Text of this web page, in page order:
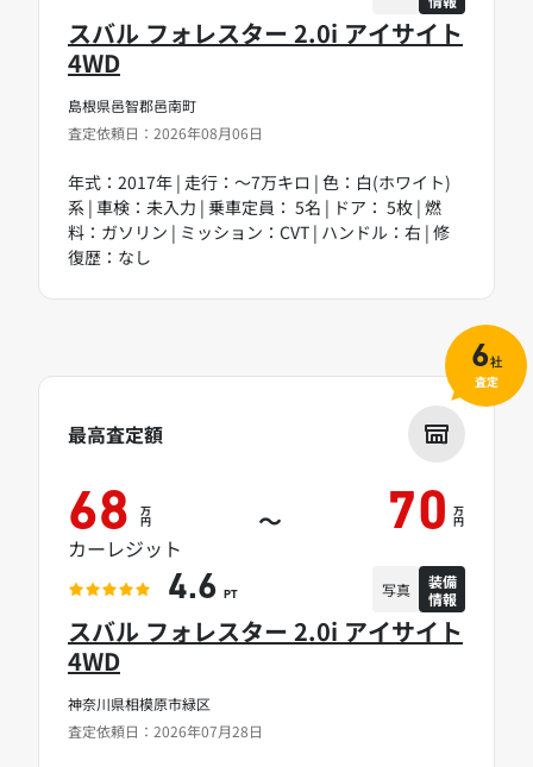
島根県邑智郡邑南町
査定依頼日：2026年08月06日
スバル フォレスター 2.0i アイサイト
4WD
年式：2017年 | 走行：～7万キロ | 色：白(ホワイト)
系 | 車検：未入力 | 乗車定員： 5名 | ドア： 5枚 | 燃
料：ガソリン | ミッション：CVT | ハンドル：右 | 修
復歴：なし
神奈川県相模原市緑区
査定依頼日：2026年07月28日
スバル フォレスター 2.0i アイサイト
4WD
最高査定額
68 万
円 ～ 70 万
円
カーレジット
4.6 PT 写真
装備
情報
6社
査定